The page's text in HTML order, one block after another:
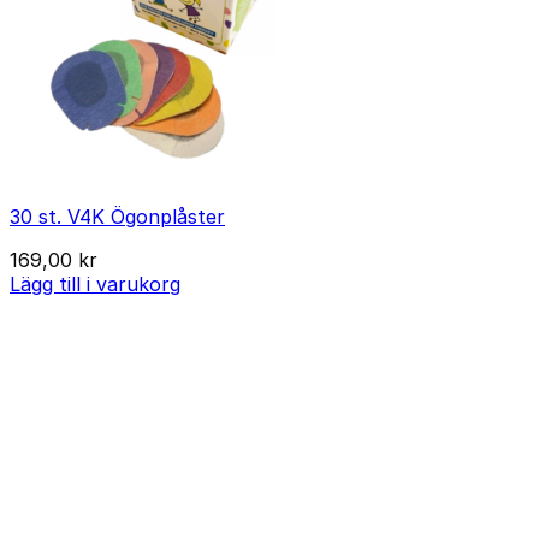
30 st. V4K Ögonplåster
169,00 kr
Lägg till i varukorg